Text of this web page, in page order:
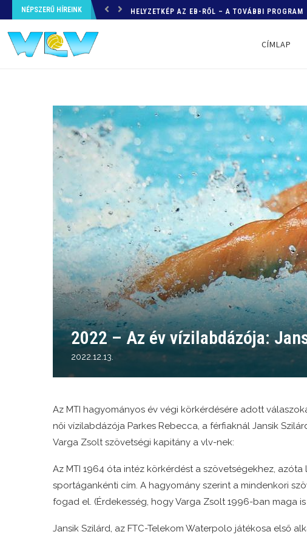
NÉPSZERŰ HÍREINK HELYZETKÉP AZ EB-RŐL – A TOVÁBBI PROGRAM
CÍMLAP
2022 – Az év vízilabdázója:
2022.12.13.
Az MTI hagyományos év végi körkérdésére adott
női vízilabdázója Parkes Rebecca, a férfiaknál Jansik
Varga Zsolt szövetségi kapitány a vlv-nek:
Az MTI 1964 óta intéz körkérdést a szövetségekhez, azóta
sportágankénti cím. A hagyomány szerint a mindenkori
fogad el. (Érdekesség, hogy Varga Zsolt 1996-ban maga
Jansik Szilárd, az FTC-Telekom Waterpolo játékosa első